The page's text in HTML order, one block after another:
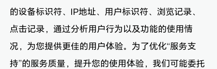
的设备标识符、IP地址、用户标识符、浏览记录、
点击记录，通过分析用户行为以及功能的使用情
况，为您提供更佳的用户体验。为了优化“服务支
持”的服务质量，提升您的使用体验，我们可能委托